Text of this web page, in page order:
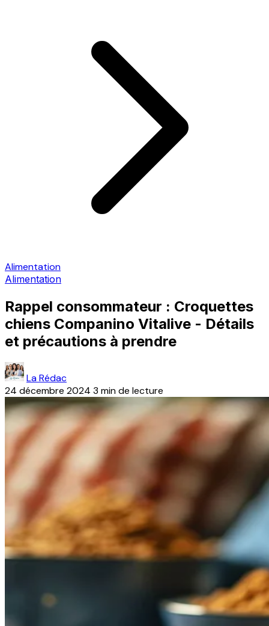
Alimentation
Alimentation
Rappel consommateur : Croquettes
chiens Companino Vitalive - Détails
et précautions à prendre
La Rédac
24 décembre 2024 3 min de lecture